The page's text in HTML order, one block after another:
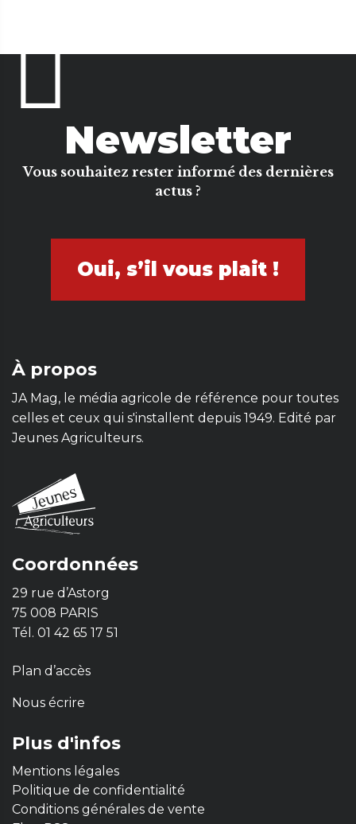
Newsletter
Vous souhaitez rester informé des dernières
actus ?
Oui, s’il vous plait !
À propos
JA Mag, le média agricole de référence pour toutes
celles et ceux qui s'installent depuis 1949. Edité par
Jeunes Agriculteurs.
Coordonnées
29 rue d’Astorg
75 008 PARIS
Tél. 01 42 65 17 51
Plan d’accès
Nous écrire
Plus d'infos
Mentions légales
Politique de confidentialité
Conditions générales de vente